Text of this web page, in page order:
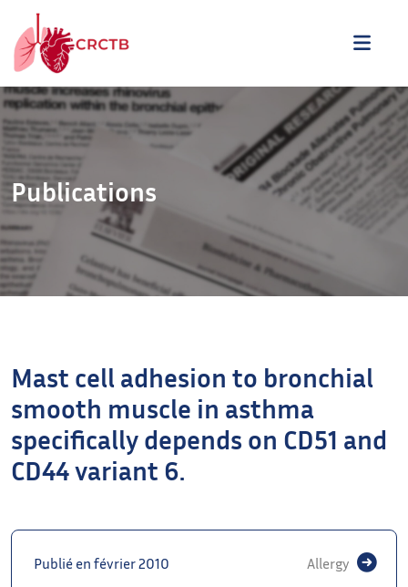
Aller au contenu
Publications
Mast cell adhesion to bronchial
smooth muscle in asthma
specifically depends on CD51 and
CD44 variant 6.
Publié en février 2010 Allergy